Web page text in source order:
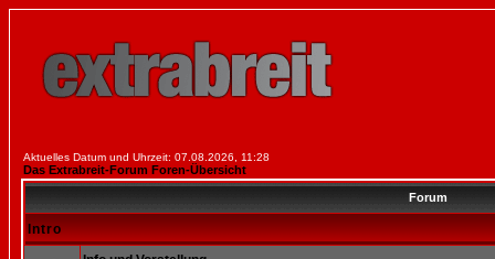
Aktuelles Datum und Uhrzeit: 07.08.2026, 11:28
Das Extrabreit-Forum Foren-Übersicht
Forum
Intro